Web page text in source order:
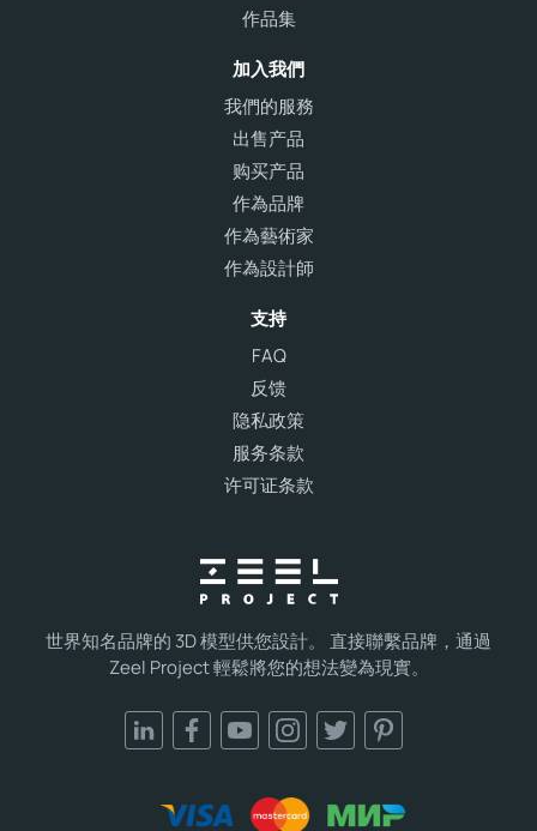
世界知名品牌的 3D 模型供您設計。 直接聯繫品牌，通過
Zeel Project 輕鬆將您的想法變為現實。
作品集
加入我們
我們的服務
出售产品
购买产品
作為品牌
作為藝術家
作為設計師
支持
FAQ
反馈
隐私政策
服务条款
许可证条款